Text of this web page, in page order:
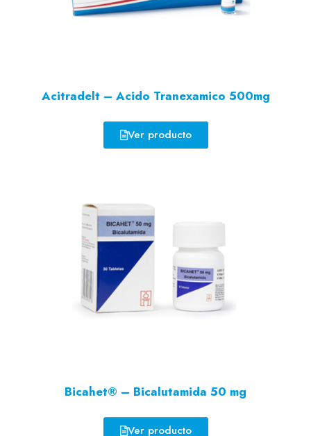
Acitradelt – Acido Tranexamico 500mg
Ver producto
Bicahet® – Bicalutamida 50 mg
Ver producto